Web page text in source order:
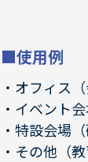
■使用例
オフィス
イベント
特設会場
その他（